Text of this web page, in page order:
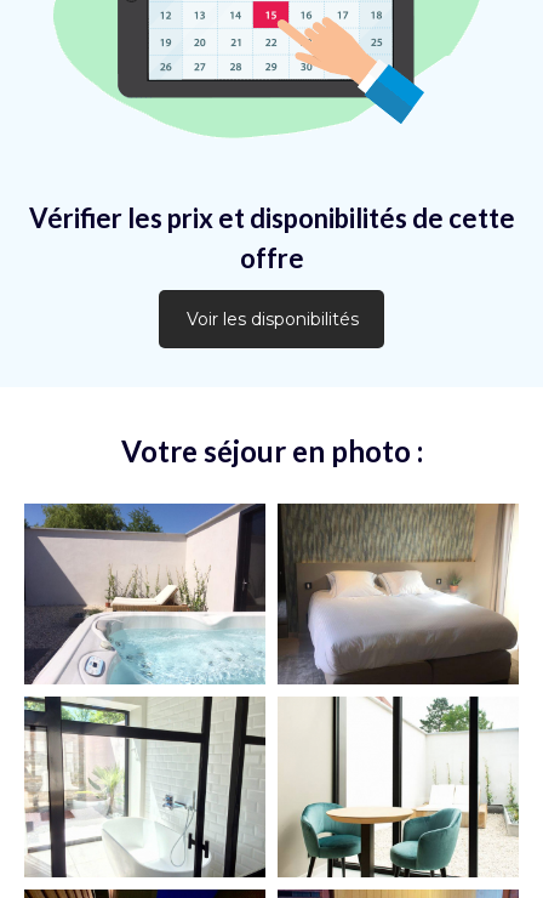
Vérifier les prix et disponibilités de cette
offre
Voir les disponibilités
Votre séjour en photo :